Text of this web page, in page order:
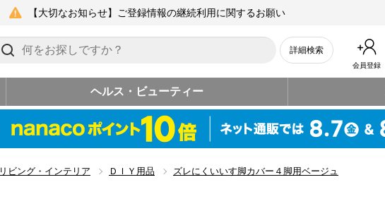
【大切なお知らせ】ご登録情報の継続利用に関するお願い
詳細検索
会員登録
ヘルス・ビューティー
リビング・インテリア ＤＩＹ用品 ズレにくいいす脚カバー４脚用ベージュ